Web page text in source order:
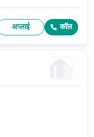
अप्लाई कॉल